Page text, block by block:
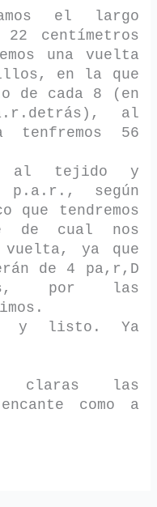
el largo
centímetros
una vuelta
en la que
de cada 8 (en
al
56
al tejido y
p.a.r., según
que tendremos
de cual nos
ya que
de 4 pa,r,D
por las
y listo. Ya
claras las
como a